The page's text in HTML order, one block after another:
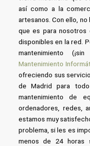
así como a la
artesanos. Con ello,
que es para nosotros
disponibles en la red.
mantenimiento
Mantenimiento
ofreciendo sus
de Madrid para
mantenimiento de
ordenadores, redes,
estamos muy
problema, si les es
menos de 24 horas